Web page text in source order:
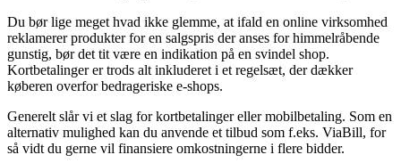
Du bør lige meget hvad ikke glemme, at ifald en online virksomhed
reklamerer produkter for en salgspris der anses for himmelråbende
gunstig, bør det tit være en indikation på en svindel shop.
Kortbetalinger er trods alt inkluderet i et regelsæt, der dækker
køberen overfor bedrageriske e-shops.
Generelt slår vi et slag for kortbetalinger eller mobilbetaling. Som en
alternativ mulighed kan du anvende et tilbud som f.eks. ViaBill, for
så vidt du gerne vil finansiere omkostningerne i flere bidder.